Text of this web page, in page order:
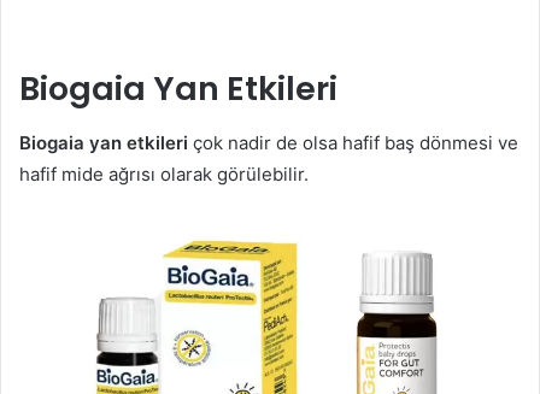
Biogaia Yan Etkileri
Biogaia yan etkileri çok nadir de olsa hafif baş dönmesi ve
hafif mide ağrısı olarak görülebilir.